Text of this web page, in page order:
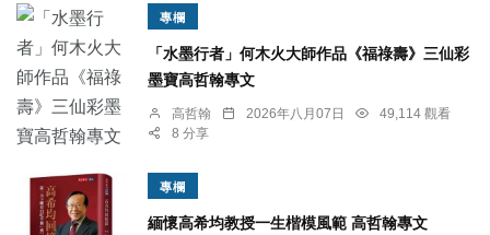
專欄
「水墨行者」何木火大師作品《福祿壽》三仙彩
墨寶高哲翰專文
高哲翰 2026年八月07日
49,114 觀看
8 分享
專欄
緬懷高希均教授一生楷模風範 高哲翰專文